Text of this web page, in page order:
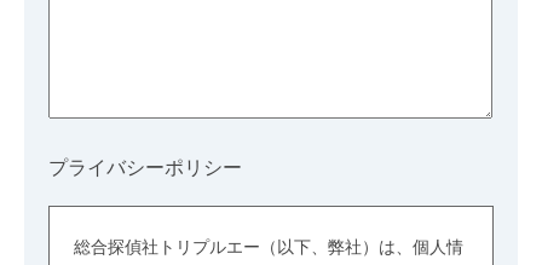
プライバシーポリシー
総合探偵社トリプルエー（以下、弊社）は、個人情